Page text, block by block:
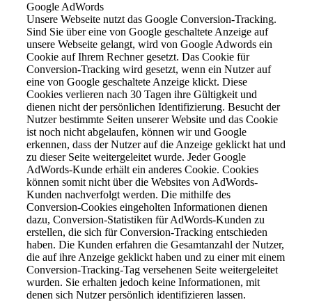
Google AdWords
Unsere Webseite nutzt das Google Conversion-Tracking.
Sind Sie über eine von Google geschaltete Anzeige auf
unsere Webseite gelangt, wird von Google Adwords ein
Cookie auf Ihrem Rechner gesetzt. Das Cookie für
Conversion-Tracking wird gesetzt, wenn ein Nutzer auf
eine von Google geschaltete Anzeige klickt. Diese
Cookies verlieren nach 30 Tagen ihre Gültigkeit und
dienen nicht der persönlichen Identifizierung. Besucht der
Nutzer bestimmte Seiten unserer Website und das Cookie
ist noch nicht abgelaufen, können wir und Google
erkennen, dass der Nutzer auf die Anzeige geklickt hat und
zu dieser Seite weitergeleitet wurde. Jeder Google
AdWords-Kunde erhält ein anderes Cookie. Cookies
können somit nicht über die Websites von AdWords-
Kunden nachverfolgt werden. Die mithilfe des
Conversion-Cookies eingeholten Informationen dienen
dazu, Conversion-Statistiken für AdWords-Kunden zu
erstellen, die sich für Conversion-Tracking entschieden
haben. Die Kunden erfahren die Gesamtanzahl der Nutzer,
die auf ihre Anzeige geklickt haben und zu einer mit einem
Conversion-Tracking-Tag versehenen Seite weitergeleitet
wurden. Sie erhalten jedoch keine Informationen, mit
denen sich Nutzer persönlich identifizieren lassen.